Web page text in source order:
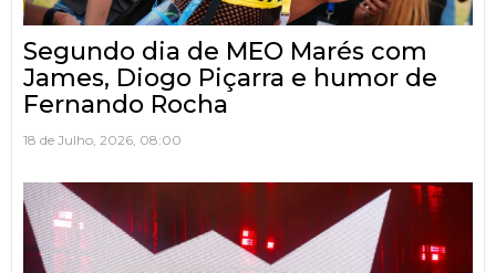
Segundo dia de MEO Marés com
James, Diogo Piçarra e humor de
Fernando Rocha
18 de Julho, 2026, 08:00